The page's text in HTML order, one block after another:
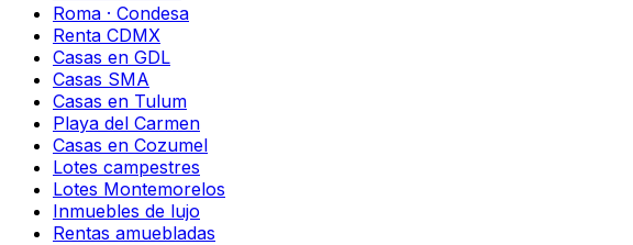
Roma · Condesa
Renta CDMX
Casas en GDL
Casas SMA
Casas en Tulum
Playa del Carmen
Casas en Cozumel
Lotes campestres
Lotes Montemorelos
Inmuebles de lujo
Rentas amuebladas